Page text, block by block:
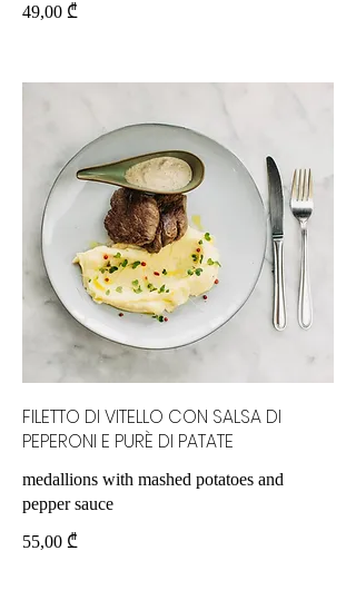
49,00 ₾
FILETTO DI VITELLO CON SALSA DI
PEPERONI E PURÈ DI PATATE
medallions with mashed potatoes and
pepper sauce
55,00 ₾